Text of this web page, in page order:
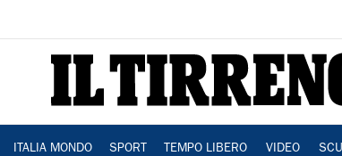
ITALIA MONDO SPORT TEMPO LIBERO VIDEO